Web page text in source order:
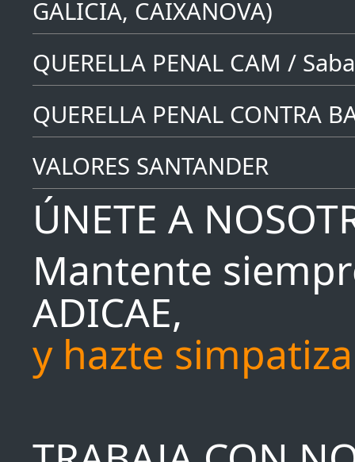
GALICIA, CAIXANOVA)
QUERELLA PENAL CAM /
QUERELLA PENAL CONTRA
VALORES SANTANDER
ÚNETE A
Mantente
ADICAE,
y hazte